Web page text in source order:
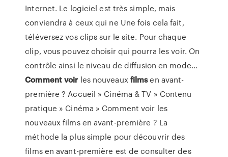
Internet. Le logiciel est très simple, mais
conviendra à ceux qui ne Une fois cela fait,
téléversez vos clips sur le site. Pour chaque
clip, vous pouvez choisir qui pourra les voir. On
contrôle ainsi le niveau de diffusion en mode...
Commentvoir les nouveauxfilmsen avant-
première ? Accueil » Cinéma & TV » Contenu
pratique » Cinéma » Comment voir les
nouveaux films en avant-première ? La
méthode la plus simple pour découvrir des
films en avant-première est de consulter des